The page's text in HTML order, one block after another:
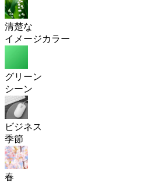
清楚な
イメージカラー
グリーン
シーン
ビジネス
季節
春